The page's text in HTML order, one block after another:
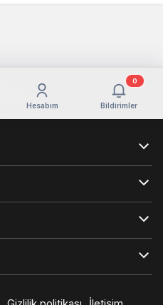
Hesabım Bildirimler
0